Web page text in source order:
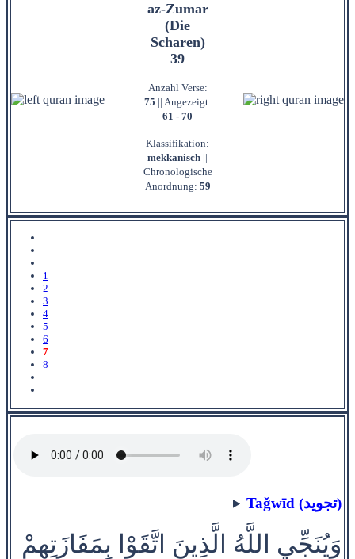
az-Zumar
(Die
Scharen)
39
Anzahl Verse:
75 || Angezeigt:
61 - 70
Klassifikation:
mekkanisch ||
Chronologische
Anordnung: 59
1
2
3
4
5
6
7
8
Taǧwīd (تجويد)
وَيُنَجِّي اللَّهُ الَّذِينَ اتَّقَوْا بِمَفَازَتِهِمْ